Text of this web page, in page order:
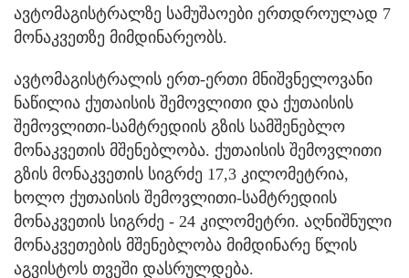
ავტომაგისტრალზე სამუშაოები ერთდროულად 7
მონაკვეთზე მიმდინარეობს.
ავტომაგისტრალის ერთ-ერთი მნიშვნელოვანი
ნაწილია ქუთაისის შემოვლითი და ქუთაისის
შემოვლითი-სამტრედიის გზის სამშენებლო
მონაკვეთის მშენებლობა. ქუთაისის შემოვლითი
გზის მონაკვეთის სიგრძე 17,3 კილომეტრია,
ხოლო ქუთაისის შემოვლითი-სამტრედიის
მონაკვეთის სიგრძე - 24 კილომეტრი. აღნიშნული
მონაკვეთების მშენებლობა მიმდინარე წლის
აგვისტოს თვეში დასრულდება.